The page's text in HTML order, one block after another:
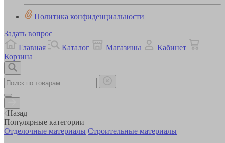
Политика конфиденциальности
Задать вопрос
Главная
Каталог Магазины
Кабинет
Корзина
Назад
Популярные категории
Отделочные материалы Строительные материалы